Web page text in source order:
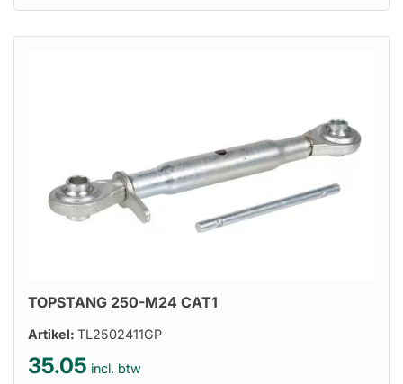
TOPSTANG 250-M24 CAT1
Artikel: TL2502411GP
35.05 incl. btw